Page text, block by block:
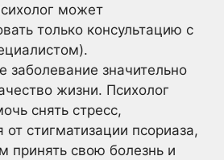
может
только консультацию с
заболевание значительно
жизни. Психолог
снять стресс,
от стигматизации псориаза,
принять свою болезнь и